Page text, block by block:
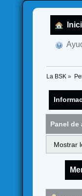
La BSK »
Panel de
Mostrar